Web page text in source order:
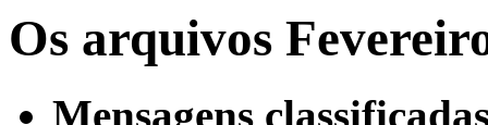
Os arquivos
Mensagens